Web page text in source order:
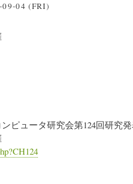
04 (FRI)
ピュータ研究会第124回研究